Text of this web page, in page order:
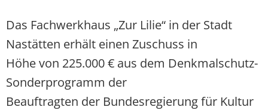
Das Fachwerkhaus „Zur Lilie“ in der Stadt
Nastätten erhält einen Zuschuss in
Höhe von 225.000 € aus dem Denkmalschutz-
Sonderprogramm der
Beauftragten der Bundesregierung für Kultur